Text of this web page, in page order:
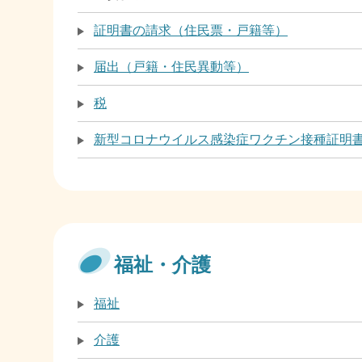
証明書の請求（住民票・戸籍等）
届出（戸籍・住民異動等）
税
新型コロナウイルス感染症ワクチン接種証明
福祉・介護
福祉
介護